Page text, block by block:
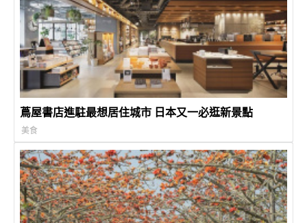
蔦屋書店進駐最想居住城市 日本又一必逛新景點
美食